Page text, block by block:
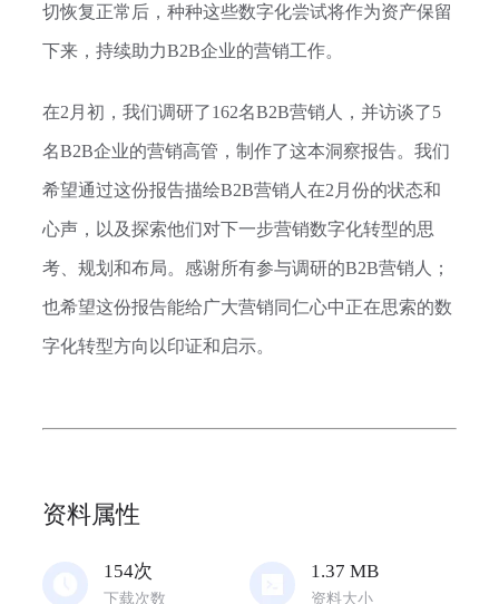
切恢复正常后，种种这些数字化尝试将作为资产保留
下来，持续助力B2B企业的营销工作。
在2月初，我们调研了162名B2B营销人，并访谈了5
名B2B企业的营销高管，制作了这本洞察报告。我们
希望通过这份报告描绘B2B营销人在2月份的状态和
心声，以及探索他们对下一步营销数字化转型的思
考、规划和布局。感谢所有参与调研的B2B营销人；
也希望这份报告能给广大营销同仁心中正在思索的数
字化转型方向以印证和启示。
资料属性
154次
下载次数
1.37 MB
资料大小